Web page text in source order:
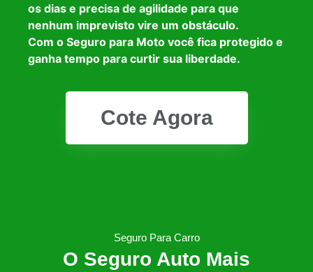
os dias e precisa de agilidade para que
nenhum imprevisto vire um obstáculo.
Com o Seguro para Moto você fica protegido e
ganha tempo para curtir sua liberdade.
Cote Agora
Seguro Para Carro
O Seguro Auto Mais